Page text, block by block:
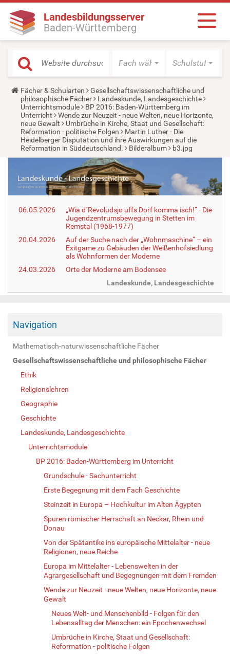
Landesbildungsserver
Baden-Württemberg
Fach wählen Schulstufe
Y
o
u
a
r
e
h
e
r
Fächer & Schularten
Gesellschaftswissenschaftliche und
philosophische Fächer
Landeskunde, Landesgeschichte
Unterrichtsmodule
BP 2016: Baden-Württemberg im
Unterricht
Wende zur Neuzeit - neue Welten, neue Horizonte,
neue Gewalt
Umbrüche in Kirche, Staat und Gesellschaft:
Reformation - politische Folgen
Martin Luther - Die
Heidelberger Disputation und ihre Auswirkungen auf die
Reformation in Süddeutschland.
Bilderalbum b3.jpg
06.05.2026
„Wia d´Revoludsjo uffs Dorf komma isch!“ - Die
Jugendzentrumsbewegung in Stetten im
Remstal (1968-1977)
20.04.2026
Auf der Suche nach der „Wohnmaschine“ – ein
Exitgame zu Gebäuden der Weißenhofsiedlung
als Wohnformen der Moderne
24.03.2026
Orte der Moderne am Bodensee
Landeskunde, Landesgeschichte
Navigation
Mathematisch-naturwissenschaftliche Fächer
Gesellschaftswissenschaftliche und philosophische Fächer
Ethik
Religionslehren
Geographie
Geschichte
Landeskunde, Landesgeschichte
Unterrichtsmodule
BP 2016: Baden-Württemberg im Unterricht
Grundschule - Sachunterricht
Erste Begegnung mit dem Fach Geschichte
Steinzeit in Europa – Hochkultur im Alten Ägypten
Spuren römischer Herrschaft an Neckar, Rhein und
Donau
Von der Spätantike ins europäische Mittelalter - neue
Religionen, neue Reiche
Europa im Mittelalter - Lebenswelten in der
Agrargesellschaft und Begegnungen mit dem Fremden
Wende zur Neuzeit - neue Welten, neue Horizonte, neue
Gewalt
Neues Welt- und Menschenbild - Folgen für den
Lebensalltag der Menschen: ein Epochenwechsel
Umbrüche in Kirche, Staat und Gesellschaft:
Reformation - politische Folgen